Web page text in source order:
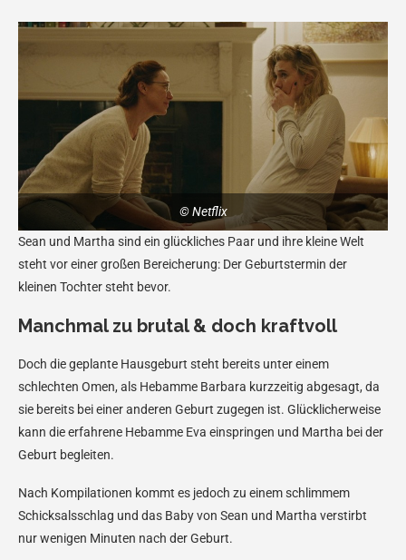
© Netflix
Sean und Martha sind ein glückliches Paar und ihre kleine Welt
steht vor einer großen Bereicherung: Der Geburtstermin der
kleinen Tochter steht bevor.
Manchmal zu brutal & doch kraftvoll
Doch die geplante Hausgeburt steht bereits unter einem
schlechten Omen, als Hebamme Barbara kurzzeitig abgesagt, da
sie bereits bei einer anderen Geburt zugegen ist. Glücklicherweise
kann die erfahrene Hebamme Eva einspringen und Martha bei der
Geburt begleiten.
Nach Kompilationen kommt es jedoch zu einem schlimmem
Schicksalsschlag und das Baby von Sean und Martha verstirbt
nur wenigen Minuten nach der Geburt.